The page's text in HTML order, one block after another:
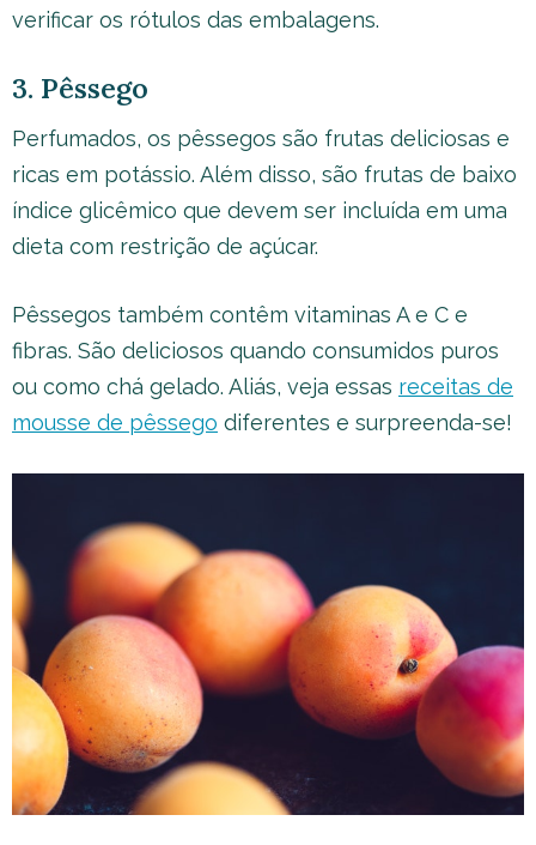
verificar os rótulos das embalagens.
3. Pêssego
Perfumados, os pêssegos são frutas deliciosas e
ricas em potássio. Além disso, são frutas de baixo
índice glicêmico que devem ser incluída em uma
dieta com restrição de açúcar.
Pêssegos também contêm vitaminas A e C e
fibras. São deliciosos quando consumidos puros
ou como chá gelado. Aliás, veja essas receitas de
mousse de pêssego diferentes e surpreenda-se!